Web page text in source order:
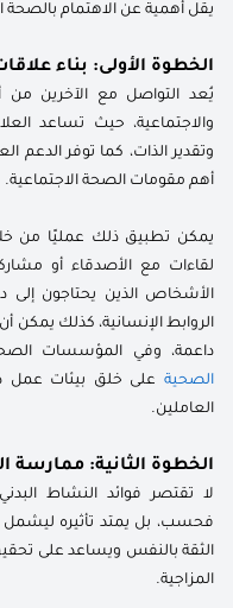
يقل أهمية عن الاهتمام بالصحة
الخطوة الأولى: بناء
يُعد التواصل مع الآخرين
والاجتماعية، حيث تساعد
وتقدير الذات، كما توفر الدعم
أهم مقومات الصحة الاجتماعية.
يمكن تطبيق ذلك عمليًا من
لقاءات مع الأصدقاء أو
الأشخاص الذين يحتاجون إلى
الروابط الإنسانية، كذلك يمكن
داعمة، وفي المؤسسات
الصحية على خلق بيئات عمل
العاملين.
الخطوة الثانية: ممارسة
لا تقتصر فوائد النشاط
فحسب، بل يمتد تأثيره ليشمل
الثقة بالنفس ويساعد على
المزاجية.